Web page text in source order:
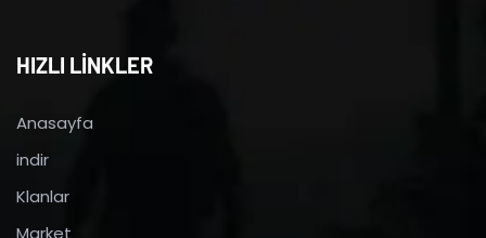
HIZLI LİNKLER
Anasayfa
indir
Klanlar
Market